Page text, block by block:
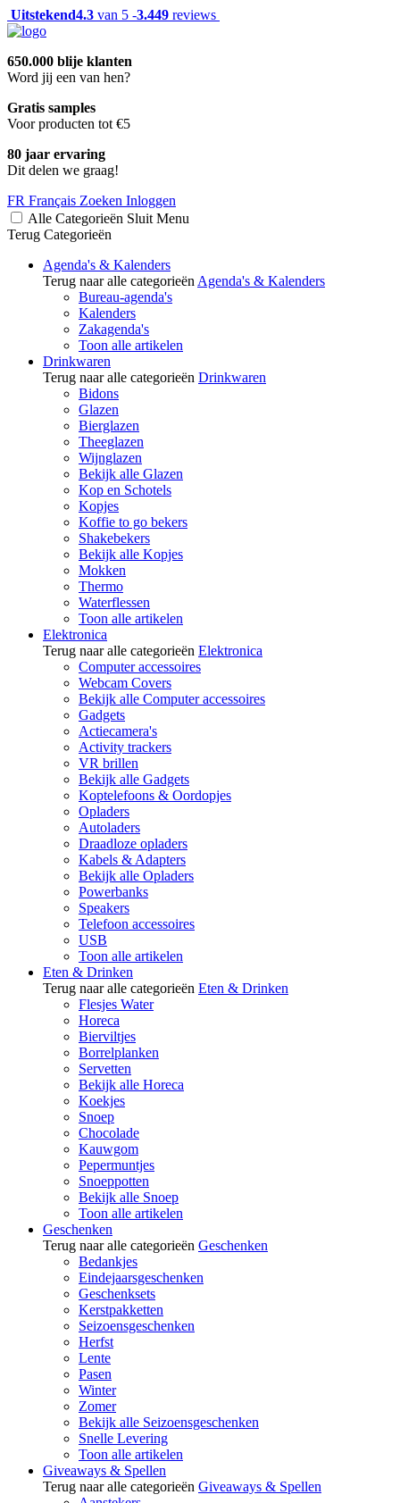
Uitstekend4.3 van 5 -3.449 reviews
650.000 blije klanten
Word jij een van hen?
Gratis samples
Voor producten tot €5
80 jaar ervaring
Dit delen we graag!
FR Français Zoeken Inloggen
Alle Categorieën Sluit Menu
Terug Categorieën
Agenda's & Kalenders
Terug naar alle categorieën Agenda's & Kalenders
Bureau-agenda's
Kalenders
Zakagenda's
Toon alle artikelen
Drinkwaren
Terug naar alle categorieën Drinkwaren
Bidons
Glazen
Bierglazen
Theeglazen
Wijnglazen
Bekijk alle Glazen
Kop en Schotels
Kopjes
Koffie to go bekers
Shakebekers
Bekijk alle Kopjes
Mokken
Thermo
Waterflessen
Toon alle artikelen
Elektronica
Terug naar alle categorieën Elektronica
Computer accessoires
Webcam Covers
Bekijk alle Computer accessoires
Gadgets
Actiecamera's
Activity trackers
VR brillen
Bekijk alle Gadgets
Koptelefoons & Oordopjes
Opladers
Autoladers
Draadloze opladers
Kabels & Adapters
Bekijk alle Opladers
Powerbanks
Speakers
Telefoon accessoires
USB
Toon alle artikelen
Eten & Drinken
Terug naar alle categorieën Eten & Drinken
Flesjes Water
Horeca
Bierviltjes
Borrelplanken
Servetten
Bekijk alle Horeca
Koekjes
Snoep
Chocolade
Kauwgom
Pepermuntjes
Snoeppotten
Bekijk alle Snoep
Toon alle artikelen
Geschenken
Terug naar alle categorieën Geschenken
Bedankjes
Eindejaarsgeschenken
Geschenksets
Kerstpakketten
Seizoensgeschenken
Herfst
Lente
Pasen
Winter
Zomer
Bekijk alle Seizoensgeschenken
Snelle Levering
Toon alle artikelen
Giveaways & Spellen
Terug naar alle categorieën Giveaways & Spellen